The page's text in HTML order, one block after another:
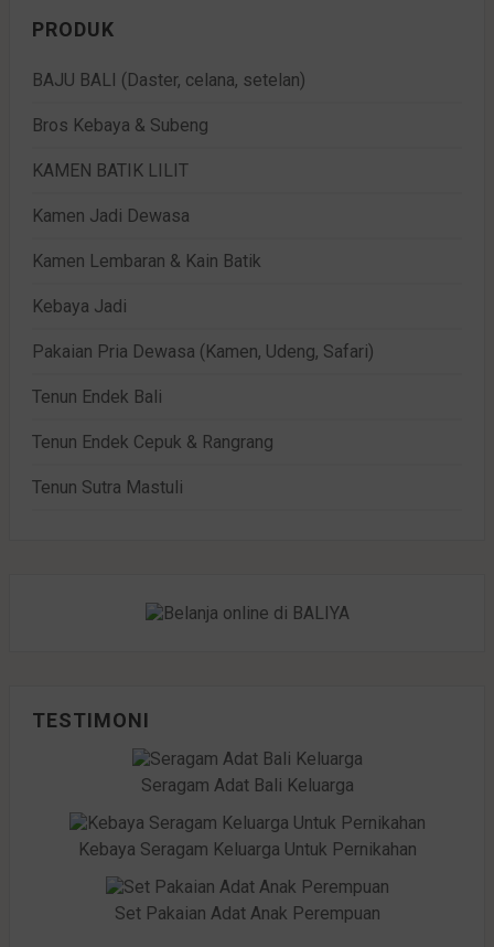
PRODUK
BAJU BALI (Daster, celana, setelan)
Bros Kebaya & Subeng
KAMEN BATIK LILIT
Kamen Jadi Dewasa
Kamen Lembaran & Kain Batik
Kebaya Jadi
Pakaian Pria Dewasa (Kamen, Udeng, Safari)
Tenun Endek Bali
Tenun Endek Cepuk & Rangrang
Tenun Sutra Mastuli
TESTIMONI
Seragam Adat Bali Keluarga
Kebaya Seragam Keluarga Untuk Pernikahan
Set Pakaian Adat Anak Perempuan